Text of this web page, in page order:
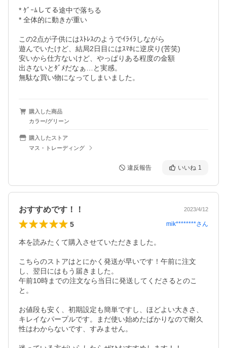
* ｹﾞｰﾑしてる途中で落ちる
* 全体的に動きが重い
この2点が子供にはｽﾄﾚｽのようでｲﾗｲﾗしながら
遊んでいたけど、結局2日目にはｽﾏﾎに逆戻り(苦笑)
安いから仕方ないけど、やっぱりある程度の金額
出さないとﾀﾞﾒだなぁ…と実感。
無駄な買い物になってしまいました。
購入した商品
カラー/グリーン
購入したストア
マス・トレーディング
違反報告 いいね 1
おすすめです！！ 2023/4/12
5 mik********さん
本を読みたくて購入させていただきました。
こちらのストアはとにかく発送が早いです！午前に注文
し、翌日にはもう届きました。
午前10時までの注文なら当日に発送してくださるとのこ
と。
お値段も安く、初期設定も簡単ですし、ほどよい大きさ、
キレイなパープルです。まだ使い始めたばかりなので耐久
性はわからないです、すみません。